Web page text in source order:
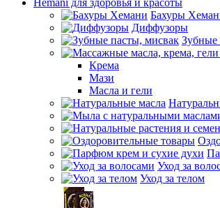
Hemani для здоровья и красоты
Бахуры
Диффузоры
Зубные
Крема
Мази
Масла и гели
Уход за
Уход за телом